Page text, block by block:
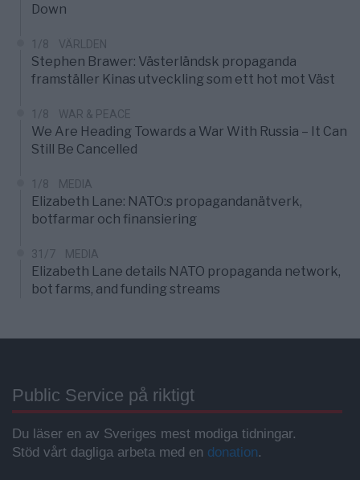
Down
1/8 VÄRLDEN
Stephen Brawer: Västerländsk propaganda
framställer Kinas utveckling som ett hot mot Väst
1/8 WAR & PEACE
We Are Heading Towards a War With Russia – It Can
Still Be Cancelled
1/8 MEDIA
Elizabeth Lane: NATO:s propagandanätverk,
botfarmar och finansiering
31/7 MEDIA
Elizabeth Lane details NATO propaganda network,
bot farms, and funding streams
Public Service på riktigt
Du läser en av Sveriges mest modiga tidningar.
Stöd vårt dagliga arbeta med en donation.